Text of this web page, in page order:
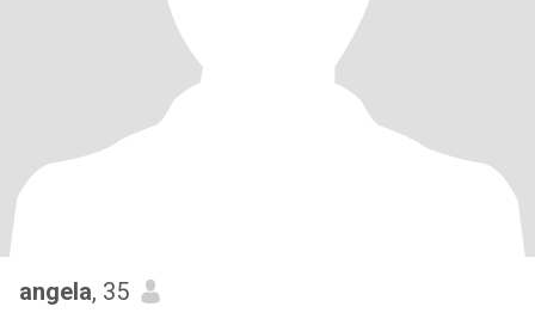
angela, 35